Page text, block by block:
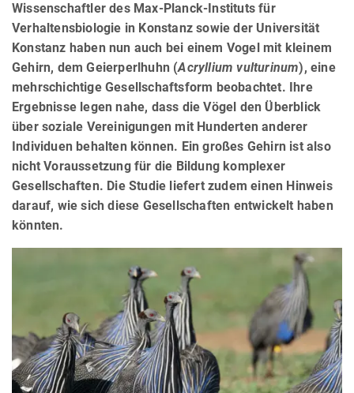
Wissenschaftler des Max-Planck-Instituts für
Verhaltensbiologie in Konstanz sowie der Universität
Konstanz haben nun auch bei einem Vogel mit kleinem
Gehirn, dem Geierperlhuhn (Acryllium vulturinum), eine
mehrschichtige Gesellschaftsform beobachtet. Ihre
Ergebnisse legen nahe, dass die Vögel den Überblick
über soziale Vereinigungen mit Hunderten anderer
Individuen behalten können. Ein großes Gehirn ist also
nicht Voraussetzung für die Bildung komplexer
Gesellschaften. Die Studie liefert zudem einen Hinweis
darauf, wie sich diese Gesellschaften entwickelt haben
könnten.